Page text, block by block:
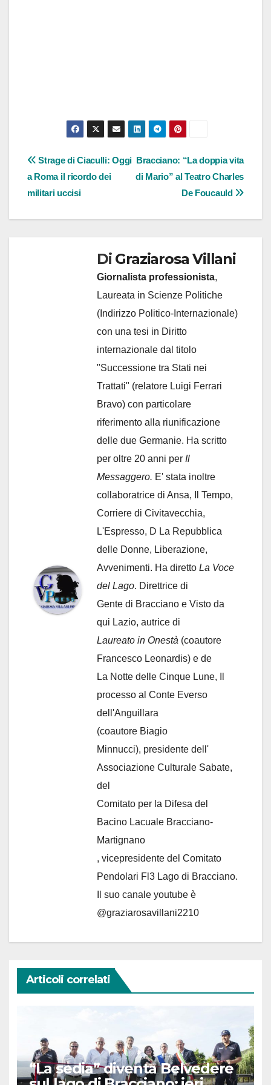
Navigazione
articoli
Bracciano: “La doppia vita
di Mario” al Teatro Charles
De Foucauld
Strage di Ciaculli: Oggi
a Roma il ricordo dei
militari uccisi
Di Graziarosa Villani
Giornalista professionista,
Laureata in Scienze Politiche
(Indirizzo Politico-Internazionale)
con una tesi in Diritto
internazionale dal titolo
"Successione tra Stati nei
Trattati" (relatore Luigi Ferrari
Bravo) con particolare
riferimento alla riunificazione
delle due Germanie. Ha scritto
per oltre 20 anni per Il
Messaggero. E' stata inoltre
collaboratrice di Ansa, Il Tempo,
Corriere di Civitavecchia,
L'Espresso, D La Repubblica
delle Donne, Liberazione,
Avvenimenti. Ha diretto La Voce
del Lago. Direttrice di
Gente di Bracciano e Visto da
qui Lazio, autrice di
Laureato in Onestà (coautore
Francesco Leonardis) e de
La Notte delle Cinque Lune, Il
processo al Conte Everso
dell'Anguillara
(coautore Biagio
Minnucci), presidente dell'
Associazione Culturale Sabate,
del
Comitato per la Difesa del
Bacino Lacuale Bracciano-
Martignano
, vicepresidente del Comitato
Pendolari Fl3 Lago di Bracciano.
Il suo canale youtube è
@graziarosavillani2210
Articoli correlati
“La sedia” diventa Belvedere